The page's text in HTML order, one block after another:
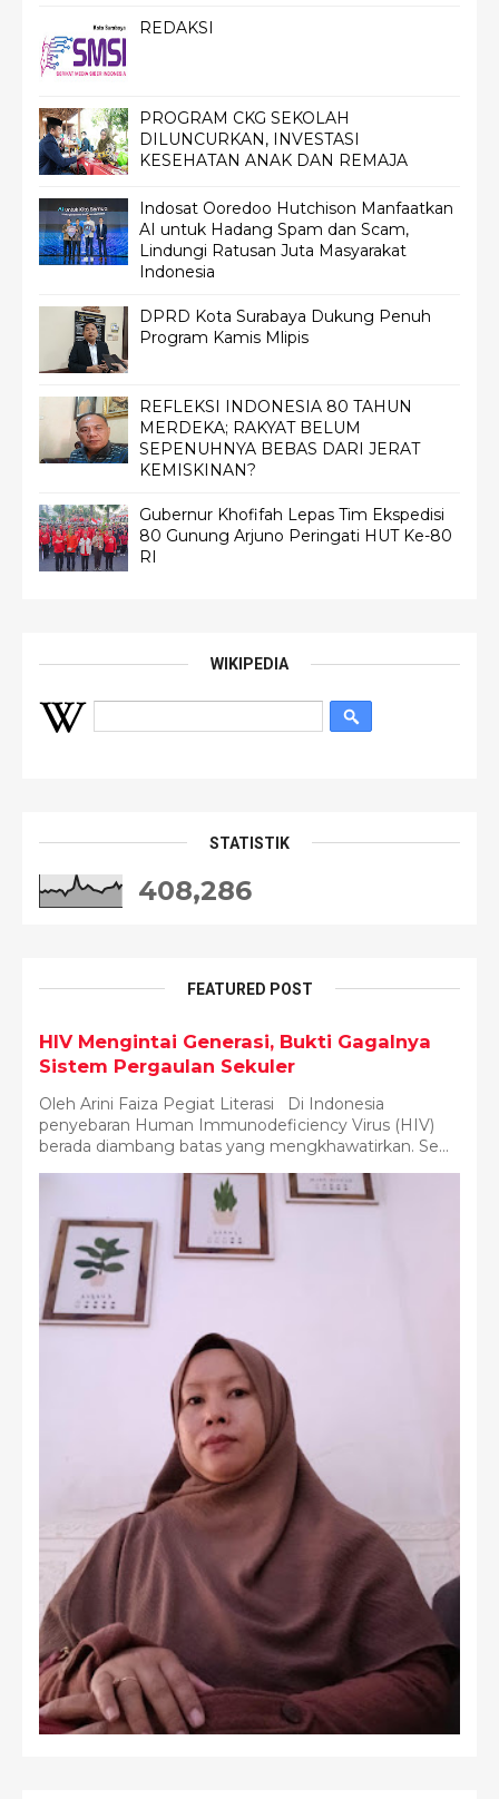
REDAKSI
PROGRAM CKG SEKOLAH
DILUNCURKAN, INVESTASI
KESEHATAN ANAK DAN REMAJA
Indosat Ooredoo Hutchison Manfaatkan
AI untuk Hadang Spam dan Scam,
Lindungi Ratusan Juta Masyarakat
Indonesia
DPRD Kota Surabaya Dukung Penuh
Program Kamis Mlipis
REFLEKSI INDONESIA 80 TAHUN
MERDEKA; RAKYAT BELUM
SEPENUHNYA BEBAS DARI JERAT
KEMISKINAN?
Gubernur Khofifah Lepas Tim Ekspedisi
80 Gunung Arjuno Peringati HUT Ke-80
RI
WIKIPEDIA
STATISTIK
408,286
FEATURED POST
HIV Mengintai Generasi, Bukti Gagalnya
Sistem Pergaulan Sekuler
Oleh Arini Faiza Pegiat Literasi Di Indonesia
penyebaran Human Immunodeficiency Virus (HIV)
berada diambang batas yang mengkhawatirkan. Se...